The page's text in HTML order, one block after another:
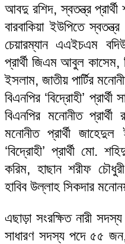
আবদু রশিদ, স্বতন্ত্র
বারবাকিয়া ইউপিতে
চেয়ারম্যান এএইচএম
প্রার্থী জিএম আবুল কাসেম,
ইসলাম, জাতীয় পার্টির
বিএনপির ‘বিদ্রোহী’
বিএনপির মনোনীত
মনোনীত প্রার্থী
‘বিদ্রোহী’ প্রার্থী মো.
করিম, হাছান শরীফ
হাবিব উল্লাহ সিকদার
এছাড়া সংরক্ষিত নারী
সাধারণ সদস্য পদে ৫৫ জন,